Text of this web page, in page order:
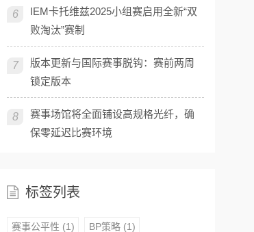
6
IEM卡托维兹2025小组赛启用全新“双
败淘汰”赛制
7
版本更新与国际赛事脱钩：赛前两周
锁定版本
8
赛事场馆将全面铺设高规格光纤，确
保零延迟比赛环境
标签列表
赛事公平性 (1) BP策略(1)